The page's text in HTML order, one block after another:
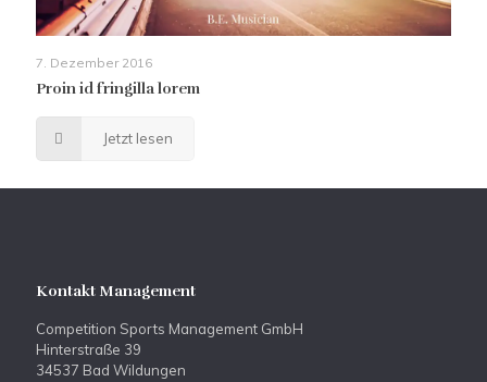
7. Dezember 2016
Proin id fringilla lorem
Jetzt lesen
Kontakt Management
Competition Sports Management GmbH
Hinterstraße 39
34537 Bad Wildungen